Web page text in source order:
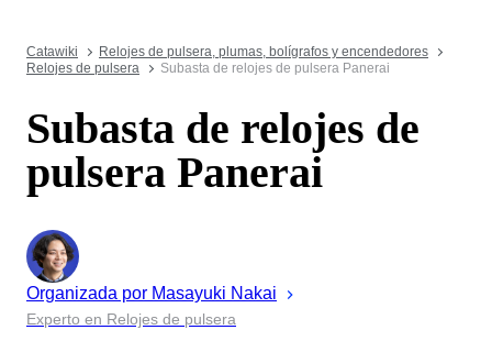
Catawiki
Relojes de pulsera, plumas, bolígrafos y encendedores
Relojes de pulsera
Subasta de relojes de pulsera Panerai
Subasta de relojes de
pulsera Panerai
Organizada por Masayuki Nakai
Experto en Relojes de pulsera